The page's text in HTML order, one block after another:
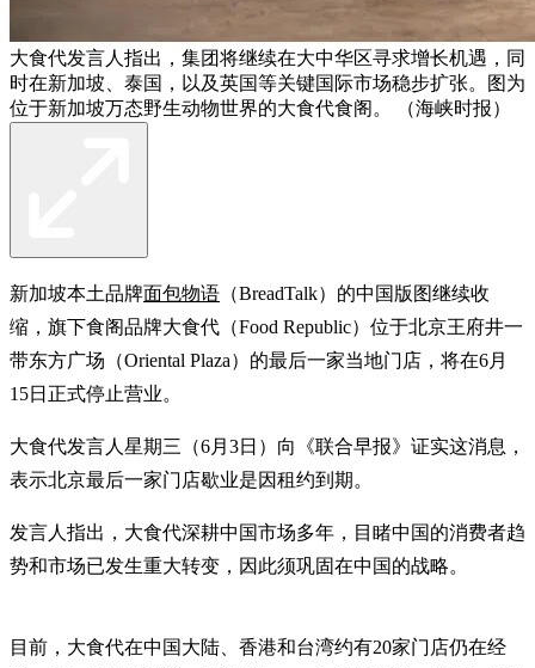
大食代发言人指出，集团将继续在大中华区寻求增长机遇，同
时在新加坡、泰国，以及英国等关键国际市场稳步扩张。图为
位于新加坡万态野生动物世界的大食代食阁。 （海峡时报）
新加坡本土品牌面包物语 （BreadTalk）的中国版图继续收
缩，旗下食阁品牌大食代（Food Republic）位于北京王府井一
带东方广场（Oriental Plaza）的最后一家当地门店，将在6月
15日正式停止营业。
大食代发言人星期三（6月3日）向《联合早报》证实这消息，
表示北京最后一家门店歇业是因租约到期。
发言人指出，大食代深耕中国市场多年，目睹中国的消费者趋
势和市场已发生重大转变，因此须巩固在中国的战略。
目前，大食代在中国大陆、香港和台湾约有20家门店仍在经